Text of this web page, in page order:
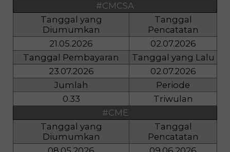
#CMCSA
Tanggal yang
Diumumkan
Tanggal
Pencatatan
21.05.2026
02.07.2026
Tanggal Pembayaran
Tanggal yang Lalu
23.07.2026
02.07.2026
Jumlah
Periode
0.33
Triwulan
#CME
Tanggal yang
Diumumkan
Tanggal
Pencatatan